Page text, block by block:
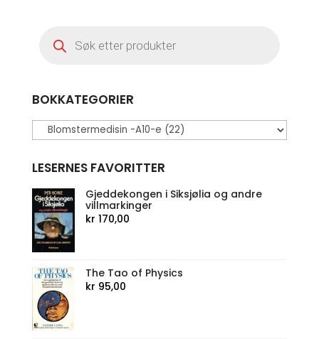
search
BOKKATEGORIER
LESERNES FAVORITTER
Gjeddekongen i Siksjølia og andre
villmarkinger
kr 170,00
The Tao of Physics
kr 95,00